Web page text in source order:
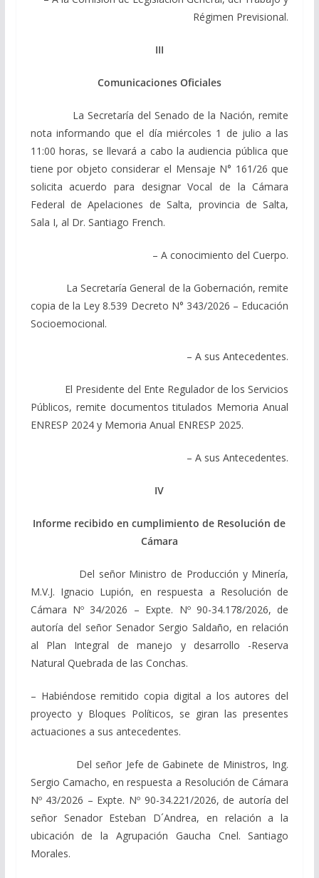
Régimen Previsional.
III
Comunicaciones Oficiales
La Secretaría del Senado de la Nación, remite
nota informando que el día miércoles 1 de julio a las
11:00 horas, se llevará a cabo la audiencia pública que
tiene por objeto considerar el Mensaje N° 161/26 que
solicita acuerdo para designar Vocal de la Cámara
Federal de Apelaciones de Salta, provincia de Salta,
Sala I, al Dr. Santiago French.
– A conocimiento del Cuerpo.
La Secretaría General de la Gobernación, remite
copia de la Ley 8.539 Decreto N° 343/2026 – Educación
Socioemocional.
– A sus Antecedentes.
El Presidente del Ente Regulador de los Servicios
Públicos, remite documentos titulados Memoria Anual
ENRESP 2024 y Memoria Anual ENRESP 2025.
– A sus Antecedentes.
IV
Informe recibido en cumplimiento de Resolución de
Cámara
Del señor Ministro de Producción y Minería,
M.V.J. Ignacio Lupión, en respuesta a Resolución de
Cámara Nº 34/2026 – Expte. Nº 90-34.178/2026, de
autoría del señor Senador Sergio Saldaño, en relación
al Plan Integral de manejo y desarrollo -Reserva
Natural Quebrada de las Conchas.
– Habiéndose remitido copia digital a los autores del
proyecto y Bloques Políticos, se giran las presentes
actuaciones a sus antecedentes.
Del señor Jefe de Gabinete de Ministros, Ing.
Sergio Camacho, en respuesta a Resolución de Cámara
Nº 43/2026 – Expte. Nº 90-34.221/2026, de autoría del
señor Senador Esteban D´Andrea, en relación a la
ubicación de la Agrupación Gaucha Cnel. Santiago
Morales.